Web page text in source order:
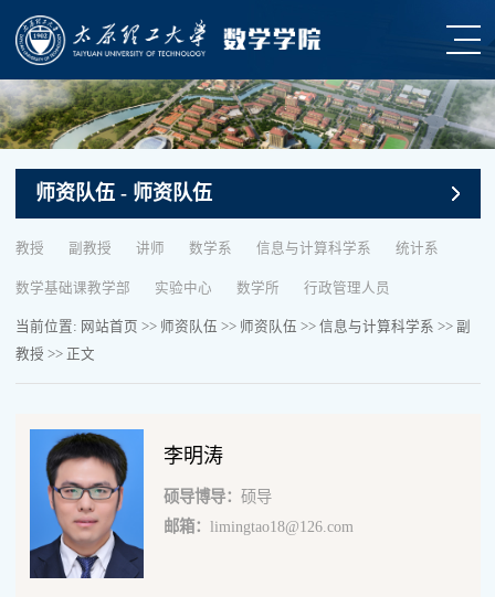
师资队伍 - 师资队伍
教授 副教授 讲师 数学系 信息与计算科学系 统计系
数学基础课教学部 实验中心 数学所 行政管理人员
当前位置: 网站首页 >> 师资队伍 >> 师资队伍 >> 信息与计算科学系 >> 副
教授 >> 正文
李明涛
硕导博导： 硕导
邮箱： limingtao18@126.com